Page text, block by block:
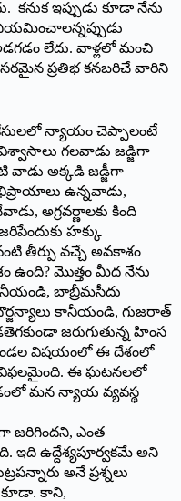
ఇప్పుడు కూడా నేను
నియమించాలన్నప్పుడు
లేదు. వాళ్లలో మంచి
ప్రతిభ కనబరిచే వారిని
కేసులలో న్యాయం చెప్పాలంటే
గలవాడు జడ్జిగా
వాడు అక్కడి జడ్జీగా
ఉన్నవాడు,
అగ్రవర్ణాలకు కింది
హక్కు
తీర్పు వచ్చే అవకాశం
ఉంది? మొత్తం మీద నేను
బాబ్రీమసీదు
కానీయండి, గుజరాత్‌
జరుగుతున్న హింస
విషయంలో ఈ దేశంలో
ఈ ఘటనలలో
మన న్యాయ వ్యవస్థ
జరిగిందని, ఎంత
ఇది ఉద్దేశ్యపూర్వకమే అని
అనే ప్రశ్నలు
కూడా. కాని,